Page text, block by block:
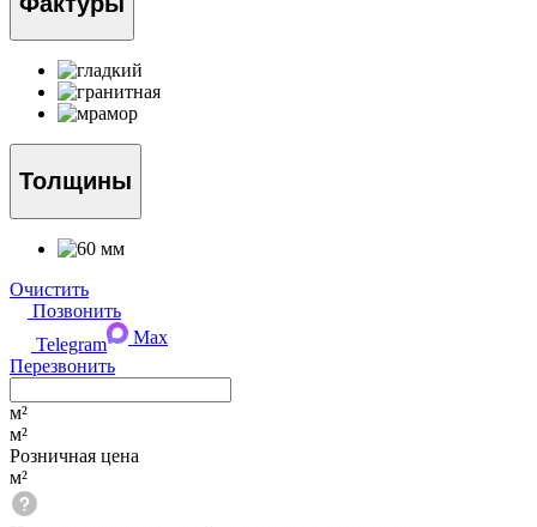
Толщины
Очистить
Позвонить
Telegram
Max
Перезвонить
м²
м²
Розничная цена
м²